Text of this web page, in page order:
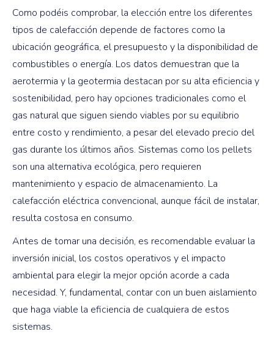
Como podéis comprobar, la elección entre los diferentes
tipos de calefacción depende de factores como la
ubicación geográfica, el presupuesto y la disponibilidad de
combustibles o energía. Los datos demuestran que la
aerotermia y la geotermia destacan por su alta eficiencia y
sostenibilidad, pero hay opciones tradicionales como el
gas natural que siguen siendo viables por su equilibrio
entre costo y rendimiento, a pesar del elevado precio del
gas durante los últimos años. Sistemas como los pellets
son una alternativa ecológica, pero requieren
mantenimiento y espacio de almacenamiento. La
calefacción eléctrica convencional, aunque fácil de instalar,
resulta costosa en consumo.
Antes de tomar una decisión, es recomendable evaluar la
inversión inicial, los costos operativos y el impacto
ambiental para elegir la mejor opción acorde a cada
necesidad. Y, fundamental, contar con un buen aislamiento
que haga viable la eficiencia de cualquiera de estos
sistemas.